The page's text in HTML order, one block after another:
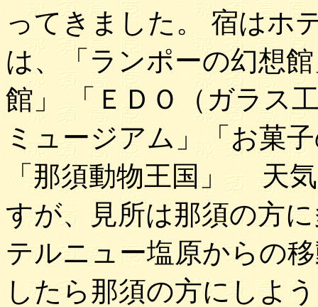
ってきました。 宿はホ
は、「ランポーの幻想
館」 「ＥＤＯ（ガラス
ミュージアム」「お菓
「那須動物王国」 天
すが、見所は那須の方
テルニュー塩原からの
したら那須の方にしよ